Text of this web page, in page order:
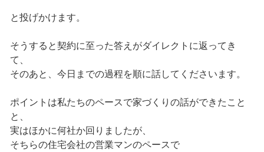
と投げかけます。
そうすると契約に至った答えがダイレクトに返ってき
て、
そのあと、今日までの過程を順に話してくださいます。
ポイントは私たちのペースで家づくりの話ができたこと
と、
実はほかに何社か回りましたが、
そちらの住宅会社の営業マンのペースで